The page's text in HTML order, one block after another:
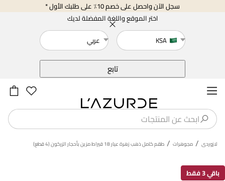
سجل الآن واحصل على خصم 10٪ على طلبك الأول *
اختر الموقع واللغة المفضلة لديك
KSA
عربي
تابع
لازوردى / مجوهرات / طقم كامل ذهب زهرة عيار 18 قيراط مزين بأحجار الزركون (4 قطع)
باقي 3 فقط